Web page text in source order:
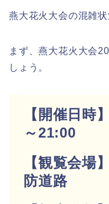
燕大花火大会の混雑
まず、燕大花火大会
しょう。
【開催日時】
～21:00
【観覧会場
防道路